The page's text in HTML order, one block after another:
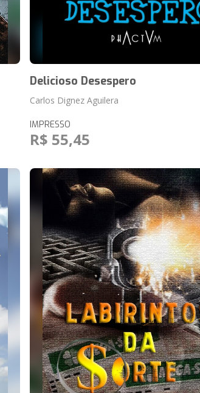
Delicioso Desespero
Carlos Dignez Aguilera
IMPRESSO
R$ 55,45